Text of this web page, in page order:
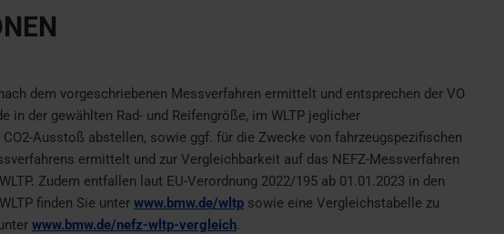
dem vorgeschriebenen Messverfahren ermittelt und entsprechen der VO
der gewählten Rad- und Reifengröße, im WLTP jeglicher
Ausstoß abstellen, sowie ggf. für die Zwecke von fahrzeugspezifischen
ermittelt und zur Vergleichbarkeit auf das NEFZ-Messverfahren
Zudem entfallen laut EU-Verordnung 2022/195 ab 01.01.2023 in den
finden Sie unter www.bmw.de/wltp sowie eine Vergleichstabelle zu
www.bmw.de/nefz-wltp-vergleich.